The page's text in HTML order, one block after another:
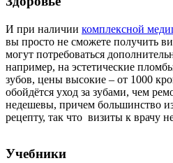
И при наличии комплексной
вы просто не сможете получить
могут потребоваться
например, на эстетические
зубов, цены высокие – от 1000
обойдётся уход за зубами, чем
недешевы, причем большинство
рецепту, так что визиты к врачу
Учебники